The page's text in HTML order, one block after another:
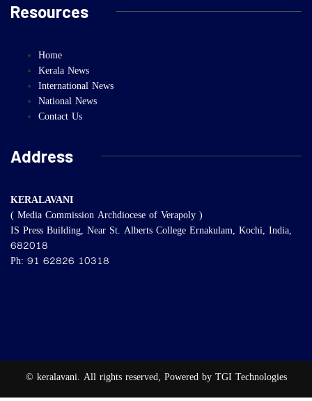
Resources
Home
Kerala News
International News
National News
Contact Us
Address
KERALAVANI
( Media Commission Archdiocese of Verapoly )
IS Press Building, Near St. Alberts College Ernakulam, Kochi, India,
682018
Ph: 91 62826 10318
© keralavani. All rights reserved, Powered by TGI Technologies